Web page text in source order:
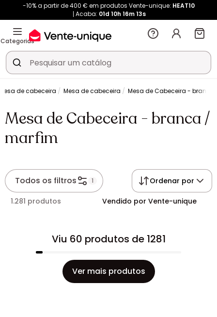
-10% a partir de 400 € em produtos Vente-unique: HEAT10
Acaba: 01d 10h 16m13s
Categorias
de cabeceira Mesa de cabeceira Mesa de Cabeceira -
Mesa de Cabeceira - branca /
marfim
Todos os filtros 1 Ordenar por
1.281 produtos Vendido por Vente-unique
Viu 60 produtos de 1281
Ver mais produtos